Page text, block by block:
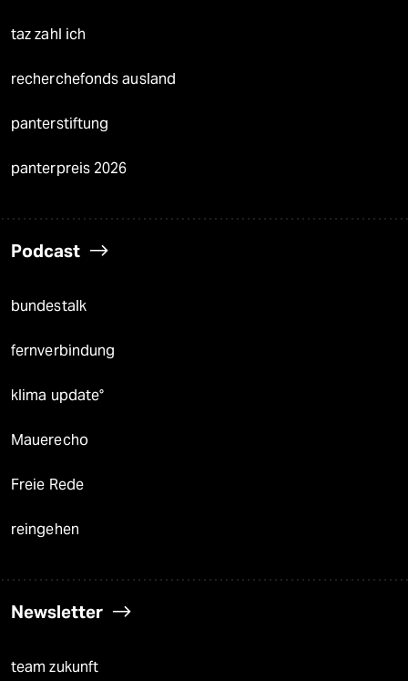
taz zahl ich
recherchefonds ausland
panterstiftung
panterpreis 2026
Podcast
bundestalk
fernverbindung
klima update°
Mauerecho
Freie Rede
reingehen
Newsletter
team zukunft